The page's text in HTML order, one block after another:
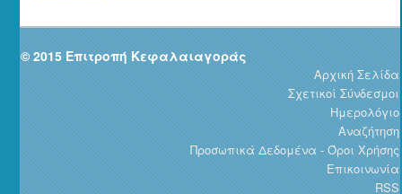
© 2015 Επιτροπή Κεφαλαιαγοράς
Αρχική Σελίδα
Σχετικοί Σύνδεσμοι
Ημερολόγιο
Αναζήτηση
Προσωπικά Δεδομένα - Όροι Χρήσης
Επικοινωνία
RSS